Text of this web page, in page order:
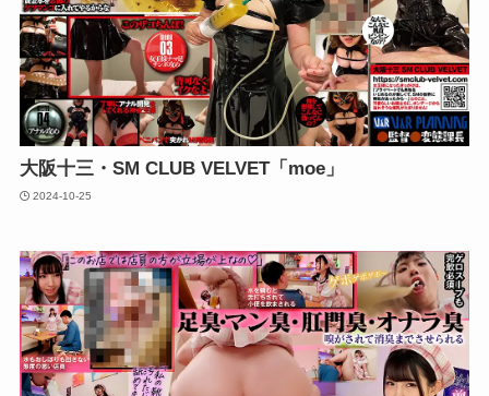
大阪十三・SM CLUB VELVET「moe」
2024-10-25